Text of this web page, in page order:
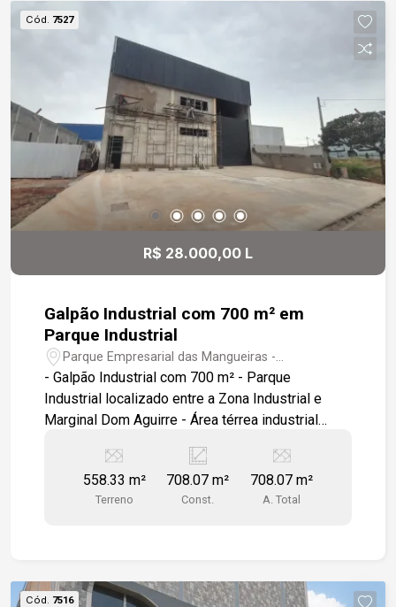
Esplanada -Fácil acesso à Rodovia Raposo
Tavares
Cód. 7527
R$ 28.000,00 L
Galpão Industrial com 700 m² em
Parque Industrial
Parque Empresarial das Mangueiras -
Sorocaba/SP
- Galpão Industrial com 700 m² - Parque
Industrial localizado entre a Zona Industrial e
Marginal Dom Aguirre - Área térrea industrial
com 149,74 m² - Zoneamento: ZI 1
558.33 m²
Terreno
708.07 m²
Const.
708.07 m²
A. Total
Cód. 7516